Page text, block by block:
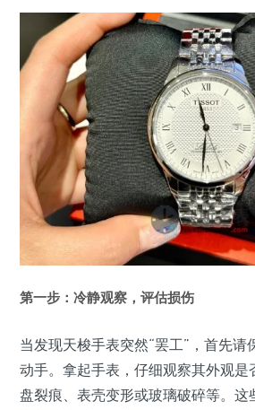
第一步：冷静观察，评估损伤
当发现天梭手表突然“罢工”，首先请
动手。拿起手表，仔细观察其外观是
盘裂痕、表壳变形或玻璃破碎等。这